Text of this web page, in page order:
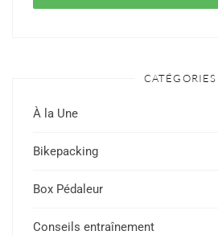
CATÉGORIES
À la Une
Bikepacking
Box Pédaleur
Conseils entraînement